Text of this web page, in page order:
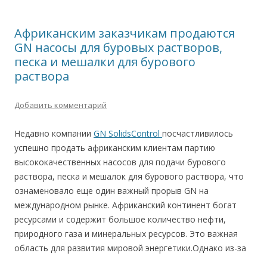
Африканским заказчикам продаются
GN насосы для буровых растворов,
песка и мешалки для бурового
раствора
Добавить комментарий
Недавно компании GN SolidsControl посчастливилось
успешно продать африканским клиентам партию
высококачественных насосов для подачи бурового
раствора, песка и мешалок для бурового раствора, что
ознаменовало еще один важный прорыв GN на
международном рынке. Африканский континент богат
ресурсами и содержит большое количество нефти,
природного газа и минеральных ресурсов. Это важная
область для развития мировой энергетики.Однако из-за